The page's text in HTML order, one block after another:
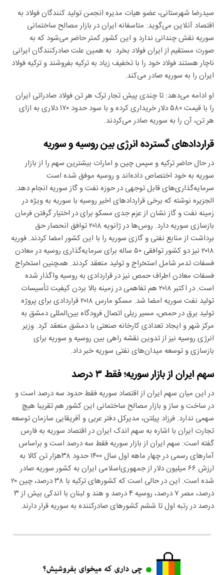
سیدرضا شهرستانی، عضو هیات مدیره انجمن تولید کنندگان فولاد به
اقتصاد آنلاین می‌گوید: متاسفانه ایران در بازار مصالح ساختمانی
سوریه نقش چندانی ندارد و این کشور کمتر حاضر می‌شود که به
صورت مستقیم از ایران فولاد بخرد. به همین علت صادرکنندگان ایرانی
ناچار هستند فولاد خود را با تخفیف زیاد به ترکیه بفروشند و ترکیه فولاد
ایران را به سوریه صادر می‌کند.
او ادامه می‌دهد: تا چندی پیش تجار ترک هر تن فولاد صادراتی ایران
را با قیمت ۵۸۰ دلار خریداری کرده و با سود حدود ۱۷۰ دلاری به ازای
هر تن، آن را به سوریه صادر می‌کردند.
قراردادهای گسترده انرژی بین روسیه و سوریه
در حال حاضر ترکیه و سپس چین و امارات بیشترین سهم را از بازار
سوریه به خود اختصاص داده‌اند و روسیه موفق شده است
سرمایه‌گذاری‌های قابل توجهی در حوزه نفت و گاز سوریه انجام دهد.
الجزیره نوشته که برخی قرارداد‌های اخیر روسیه با سوریه به‌ ویژه در
زمینه نفت و گاز نشان از عزم جدی مسکو برای در اختیار گرفتن فرمان
بازسازی سوریه دارد. روس‌ها در ژانویه ۲۰۱۸ توافق انحصار حق
برداشت از منابع نفتی و گازی سوریه را با این کشور امضا کردند. فوریه
۲۰۱۸ نیز دو کشور توافقی ۵۰ ساله برای سرمایه‌گذاری روسیه در معادن
فسفات تدمر شامل استخراج و تولید منعقد کردند. همچنین استخراج
فسفات معادن اطراف حمص نیز در قراردادی به روسیه واگذار شده
است. در اکتبر ۲۰۱۸ هم تفاهمی در زمینه بالا بردن کیفیت تأسیسات
تولید نفت سوریه امضا شد. مسکو مارس ۲۰۱۸ قراردادی برای پروژه
تولید برق در حمص، مسیر ریلی اتصال فرودگاه بین‌المللی دمشق به
مرکز شهر و ایجاد تعدادی کارخانه صنعتی با دمشق منعقد کرد. وزیر
انرژی روسیه نیز از تدوین نقشه راهی بین روسیه و سوریه برای
بازسازی و توسعه میدان‌های نفتی سوریه خبر داد.
سهم ایران از بازار سوریه؛ فقط ۳ درصد
در این میان سهم ایران از اقتصاد سوریه فقط حدود سه درصد است و
در ساخت و ساز و بازار مصالح ساختمانی این کشور هم تقریبا هیچ
سهمی ندارد. فرزاد پیلتن، مدیرکل دفتر عربی و آفریقایی سازمان توسعه
تجارت ایران با اشاره به سهم اندک ایران در اقتصاد سوریه به فارس
گفته است: سهم ایران از بازار سوریه فقط سه درصد است و براساس
آمارهای رسمی در چهار ‌ماهه اول سال ۱۴۰۰ حدود ۳۸هزار تن کالا به‌
ارزش ۶۶ میلیون دلار از جمهوری‌اسلامی ایران به ‌کشور سوریه صادر
شده است. این در حالی است که کشورهای ترکیه با ۳۸ درصد، چین ۲۰
درصد، مصر ۷ درصد، روسیه ۴ درصد و هند و لبنان با اندکی بیش از ۳
درصد در رتبه ‌اول تا ششم کشورهای صادرکننده به‌ سوریه قرار دارند.